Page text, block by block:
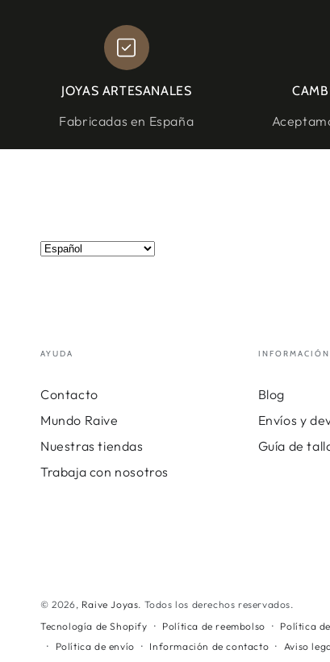
JOYAS ARTESANALES
Fabricadas en España
AYUDA
Contacto
Mundo Raive
Nuestras tiendas
Trabaja con nosotros
INFORMACIÓN
Blog
Envíos y
Guía de
© 2026, Raive Joyas. Todos los derechos reservados.
Tecnología de Shopify
Política de reembolso Política
Política de envío
Información de contacto Aviso